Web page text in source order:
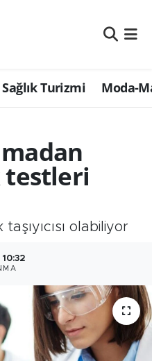
Sağlık Turizmi Moda-
testleri
olabiliyor
10:32
Durumu ve Fikstür